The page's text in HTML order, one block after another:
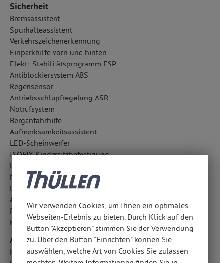
Sicherheit
Bremsassistent
Spurhalteassistent
Verkehrszeichenerkennung
Einparkhilfe vorn und hinten
Elektr. Stabilitätsprogramm ESP
Antiblockiersystem ABS
Regensensor
Antriebsschlupfregelung ASR
Notrufsystem
Berganfahrhilfe
Aufmerksamkeitsassistent
LED-Scheinwerfer
ISOFIX Kindersitzbefestigung
LED-Tagfahrlicht
Notbremsassistent
Lichtsensor
Außentemperatur Anzeige
Reifendruckverlust-Warnung
Fahrlichtautomatik
Airbags
Kopfairbag vorn und hinten
Wir verwenden Cookies, um Ihnen ein optimales
Webseiten-Erlebnis zu bieten. Durch Klick auf den
Button "Akzeptieren" stimmen Sie der Verwendung
zu. Über den Button "Einrichten" können Sie
auswählen, welche Art von Cookies Sie zulassen